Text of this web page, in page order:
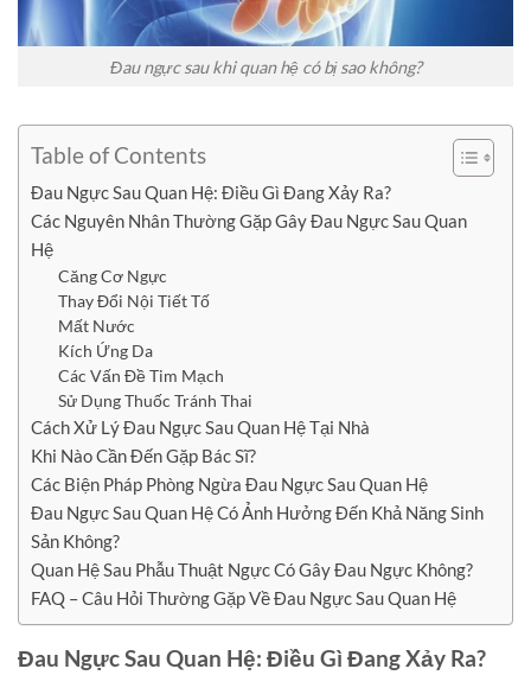
Đau ngực sau khi quan hệ có bị sao không?
Table of Contents
Đau Ngực Sau Quan Hệ: Điều Gì Đang Xảy Ra?
Các Nguyên Nhân Thường Gặp Gây Đau Ngực Sau Quan
Hệ
Căng Cơ Ngực
Thay Đổi Nội Tiết Tố
Mất Nước
Kích Ứng Da
Các Vấn Đề Tim Mạch
Sử Dụng Thuốc Tránh Thai
Cách Xử Lý Đau Ngực Sau Quan Hệ Tại Nhà
Khi Nào Cần Đến Gặp Bác Sĩ?
Các Biện Pháp Phòng Ngừa Đau Ngực Sau Quan Hệ
Đau Ngực Sau Quan Hệ Có Ảnh Hưởng Đến Khả Năng Sinh
Sản Không?
Quan Hệ Sau Phẫu Thuật Ngực Có Gây Đau Ngực Không?
FAQ – Câu Hỏi Thường Gặp Về Đau Ngực Sau Quan Hệ
Đau Ngực Sau Quan Hệ: Điều Gì Đang Xảy Ra?